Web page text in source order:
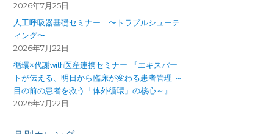
2026年7月25日
人工呼吸器基礎セミナー 〜トラブルシューテ
ィング〜
2026年7月22日
循環×代謝with医産連携セミナー 『エキスパー
トが伝える、明日から臨床が変わる患者管理 ～
目の前の患者を救う「体外循環」の核心～』
2026年7月22日